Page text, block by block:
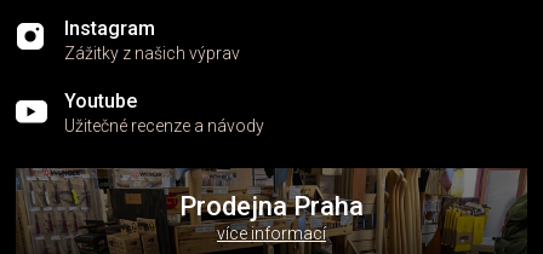
Instagram
Zážitky z našich výprav
Youtube
Užitečné recenze a návody
Prodejna Praha
více informací